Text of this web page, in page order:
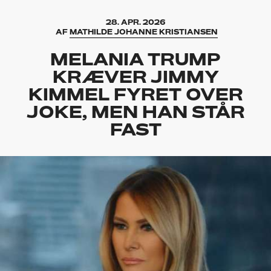
28. APR. 2026
AFMATHILDE JOHANNE KRISTIANSEN
MELANIA TRUMP
KRÆVER JIMMY
KIMMEL FYRET OVER
JOKE, MEN HAN STÅR
FAST